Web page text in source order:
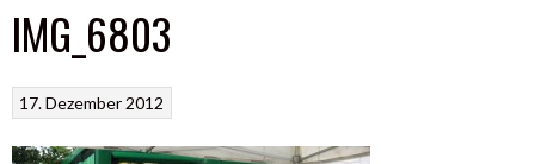
IMG_6803
17. Dezember 2012